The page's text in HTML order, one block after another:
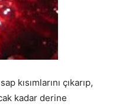
kısımlarını çıkarıp,
kadar derine